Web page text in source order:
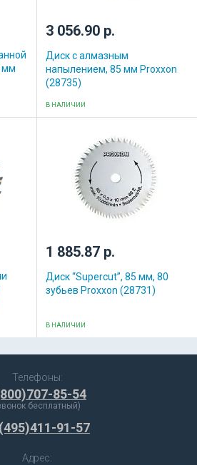
мм
3 056.90 р.
Диск с алмазным
напылением, 85 мм Proxxon
(28735)
В НАЛИЧИИ
1 885.87 р.
Диск “Supercut”, 85 мм, 80
зубьев Proxxon (28731)
В НАЛИЧИИ
Телефоны:
85-54
бесплатный)
91-57
Адрес: